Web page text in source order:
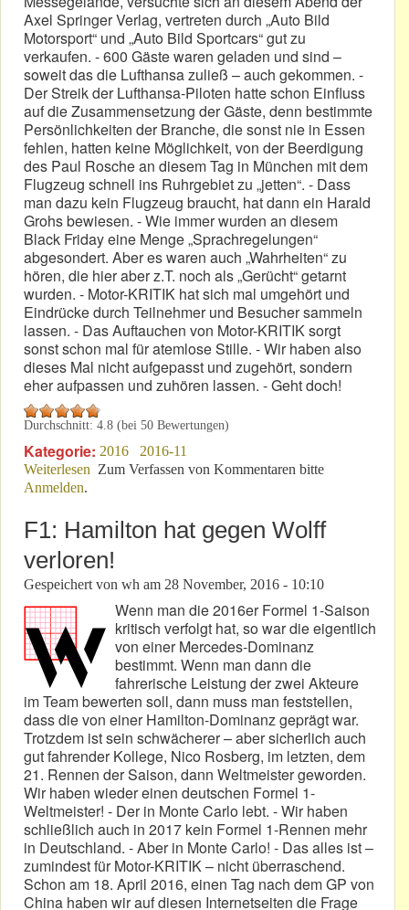
Axel Springer Verlag, vertreten durch „Auto Bild
Motorsport“ und „Auto Bild Sportcars“ gut zu
verkaufen. - 600 Gäste waren geladen und sind –
soweit das die Lufthansa zuließ – auch gekommen. -
Der Streik der Lufthansa-Piloten hatte schon Einfluss
auf die Zusammensetzung der Gäste, denn bestimmte
Persönlichkeiten der Branche, die sonst nie in Essen
fehlen, hatten keine Möglichkeit, von der Beerdigung
des Paul Rosche an diesem Tag in München mit dem
Flugzeug schnell ins Ruhrgebiet zu „jetten“. - Dass
man dazu kein Flugzeug braucht, hat dann ein Harald
Grohs bewiesen. - Wie immer wurden an diesem
Black Friday eine Menge „Sprachregelungen“
abgesondert. Aber es waren auch „Wahrheiten“ zu
hören, die hier aber z.T. noch als „Gerücht“ getarnt
wurden. - Motor-KRITIK hat sich mal umgehört und
Eindrücke durch Teilnehmer und Besucher sammeln
lassen. - Das Auftauchen von Motor-KRITIK sorgt
sonst schon mal für atemlose Stille. - Wir haben also
dieses Mal nicht aufgepasst und zugehört, sondern
eher aufpassen und zuhören lassen. - Geht doch!
Durchschnitt: 4.8 (bei 50 Bewertungen)
Kategorie: 2016
2016-11
Weiterlesen über Black Friday: Auftakt Essen Motor-Show
Zum Verfassen von Kommentaren bitte
Anmelden.
F1: Hamilton hat gegen Wolff
verloren!
Gespeichert von wh am 28 November, 2016 - 10:10
Wenn man die 2016er Formel 1-Saison
kritisch verfolgt hat, so war die eigentlich
von einer Mercedes-Dominanz
bestimmt. Wenn man dann die
fahrerische Leistung der zwei Akteure
im Team bewerten soll, dann muss man feststellen,
dass die von einer Hamilton-Dominanz geprägt war.
Trotzdem ist sein schwächerer – aber sicherlich auch
gut fahrender Kollege, Nico Rosberg, im letzten, dem
21. Rennen der Saison, dann Weltmeister geworden.
Wir haben wieder einen deutschen Formel 1-
Weltmeister! - Der in Monte Carlo lebt. - Wir haben
schließlich auch in 2017 kein Formel 1-Rennen mehr
in Deutschland. - Aber in Monte Carlo! - Das alles ist –
zumindest für Motor-KRITIK – nicht überraschend.
Schon am 18. April 2016, einen Tag nach dem GP von
China haben wir auf diesen Internetseiten die Frage